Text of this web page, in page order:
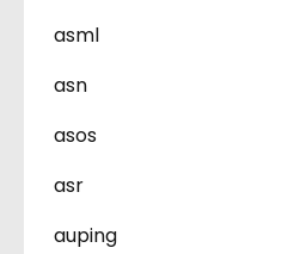
asml
asn
asos
asr
auping